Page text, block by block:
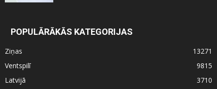
POPULĀRĀKĀS KATEGORIJAS
Ziņas
13271
Ventspilī
9815
Latvijā
3710